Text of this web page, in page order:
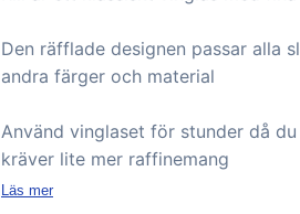
Den räfflade designen passar alla
andra färger och material
Använd vinglaset för stunder då
kräver lite mer raffinemang
Läs mer